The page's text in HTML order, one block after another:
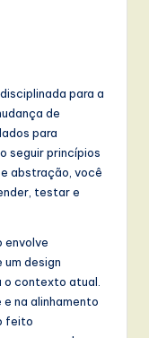
para a
de
para
seguir princípios
abstração, você
testar e
envolve
design
o contexto atual.
e na alinhamento
feito